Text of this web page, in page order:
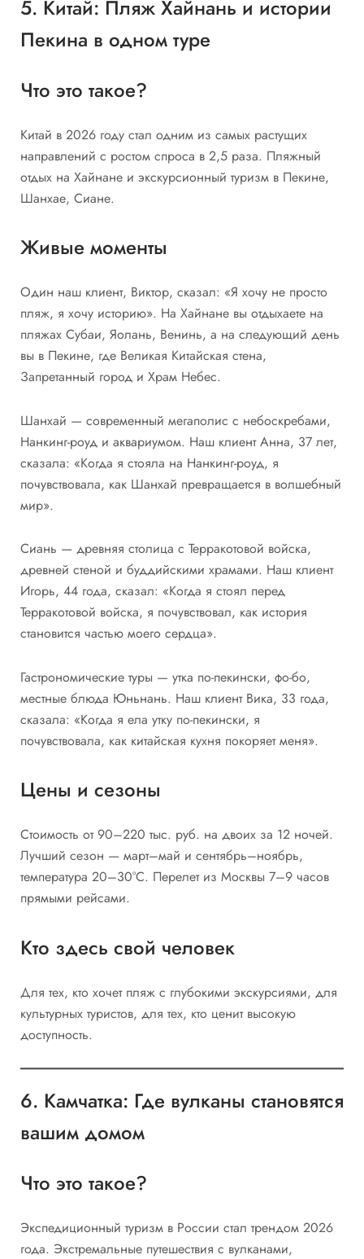
5. Китай: Пляж Хайнань и истории
Пекина в одном туре
Что это такое?
Китай в 2026 году стал одним из самых растущих
направлений с ростом спроса в 2,5 раза. Пляжный
отдых на Хайнане и экскурсионный туризм в Пекине,
Шанхае, Сиане.
Живые моменты
Один наш клиент, Виктор, сказал: «Я хочу не просто
пляж, я хочу историю». На Хайнане вы отдыхаете на
пляжах Субаи, Яолань, Венинь, а на следующий день
вы в Пекине, где Великая Китайская стена,
Запретанный город и Храм Небес.
Шанхай — современный мегаполис с небоскребами,
Нанкинг-роуд и аквариумом. Наш клиент Анна, 37 лет,
сказала: «Когда я стояла на Нанкинг-роуд, я
почувствовала, как Шанхай превращается в волшебный
мир».
Сиань — древняя столица с Терракотовой войска,
древней стеной и буддийскими храмами. Наш клиент
Игорь, 44 года, сказал: «Когда я стоял перед
Терракотовой войска, я почувствовал, как история
становится частью моего сердца».
Гастрономические туры — утка по-пекински, фо-бо,
местные блюда Юньнань. Наш клиент Вика, 33 года,
сказала: «Когда я ела утку по-пекински, я
почувствовала, как китайская кухня покоряет меня».
Цены и сезоны
Стоимость от 90–220 тыс. руб. на двоих за 12 ночей.
Лучший сезон — март–май и сентябрь–ноябрь,
температура 20–30°C. Перелет из Москвы 7–9 часов
прямыми рейсами.
Кто здесь свой человек
Для тех, кто хочет пляж с глубокими экскурсиями, для
культурных туристов, для тех, кто ценит высокую
доступность.
6. Камчатка: Где вулканы становятся
вашим домом
Что это такое?
Экспедиционный туризм в России стал трендом 2026
года. Экстремальные путешествия с вулканами,